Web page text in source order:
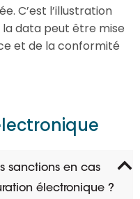
C’est l’illustration
data peut être mise
et de la conformité
sanctions en cas
électronique ?